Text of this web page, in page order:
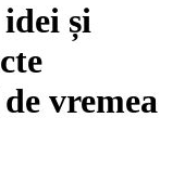
și
vremea